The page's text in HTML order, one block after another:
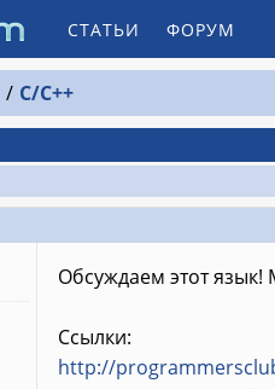
СТАТЬИ ФОРУМ
C/C++
Обсуждаем этот язык!
Ссылки:
http://